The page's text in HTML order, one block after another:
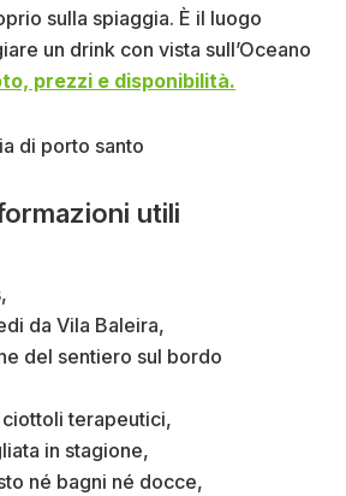
sulla spiaggia. È il luogo
un drink con vista sull’Oceano
prezzi e disponibilità.
utili
da Vila Baleira,
del sentiero sul bordo
terapeutici,
in stagione,
né bagni né docce,